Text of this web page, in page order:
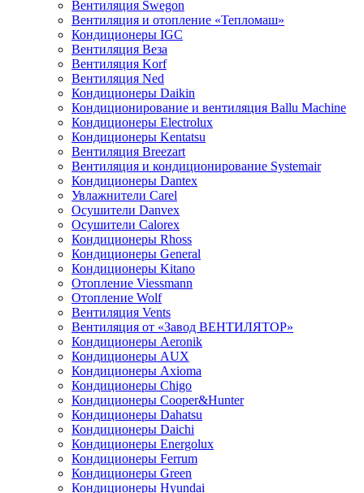
Вентиляция Swegon
Вентиляция и отопление «Тепломаш»
Кондиционеры IGC
Вентиляция Веза
Вентиляция Korf
Вентиляция Ned
Кондиционеры Daikin
Кондиционирование и вентиляция Ballu Machine
Кондиционеры Electrolux
Кондиционеры Kentatsu
Вентиляция Breezart
Вентиляция и кондиционирование Systemair
Кондиционеры Dantex
Увлажнители Carel
Осушители Danvex
Осушители Calorex
Кондиционеры Rhoss
Кондиционеры General
Кондиционеры Kitano
Отопление Viessmann
Отопление Wolf
Вентиляция Vents
Вентиляция от «Завод ВЕНТИЛЯТОР»
Кондиционеры Aeronik
Кондиционеры AUX
Кондиционеры Axioma
Кондиционеры Chigo
Кондиционеры Cooper&Hunter
Кондиционеры Dahatsu
Кондиционеры Daichi
Кондиционеры Energolux
Кондиционеры Ferrum
Кондиционеры Green
Кондиционеры Hyundai